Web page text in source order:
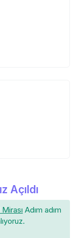
Açıldı
Adım adım